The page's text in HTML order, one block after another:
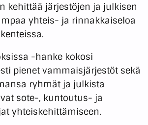
kehittää järjestöjen ja julkisen
yhteis- ja rinnakkaiseloa
-hanke kokosi
pienet vammaisjärjestöt sekä
ryhmät ja julkista
sote-, kuntoutus- ja
yhteiskehittämiseen.